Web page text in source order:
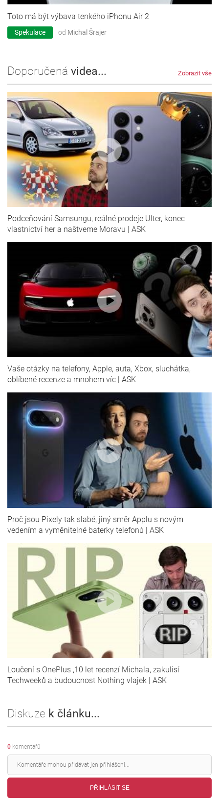
Toto má být výbava tenkého iPhonu Air 2
Spekulace od Michal Šrajer
Doporučená videa... Zobrazit vše
Podceňování Samsungu, reálné prodeje Ulter, konec
vlastnictví her a naštveme Moravu | ASK
Vaše otázky na telefony, Apple, auta, Xbox, sluchátka,
oblíbené recenze a mnohem víc | ASK
Proč jsou Pixely tak slabé, jiný směr Applu s novým
vedením a vyměnitelné baterky telefonů | ASK
Loučení s OnePlus ,10 let recenzí Michala, zakulisí
Techweeků a budoucnost Nothing vlajek | ASK
Diskuze k článku...
0 komentářů
PŘIHLÁSIT SE